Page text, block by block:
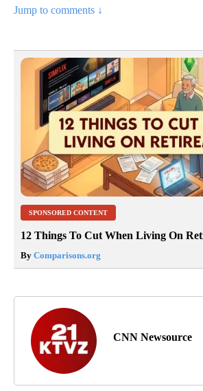
Jump to comments ↓
SPONSORED CONTENT
12 Things To Cut When Living On
By Comparisons.org
CNN Newsource